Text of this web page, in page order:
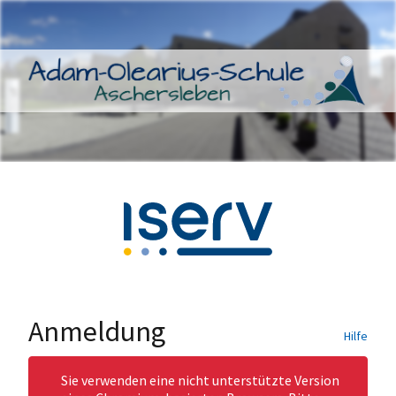
Anmeldung Hilfe
Sie verwenden eine nicht unterstützte Version